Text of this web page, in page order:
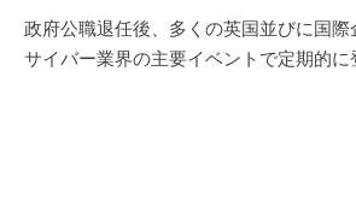
政府公職退任後、 多くの英国並びに国際
サイバー業界の主要イベントで定期的に